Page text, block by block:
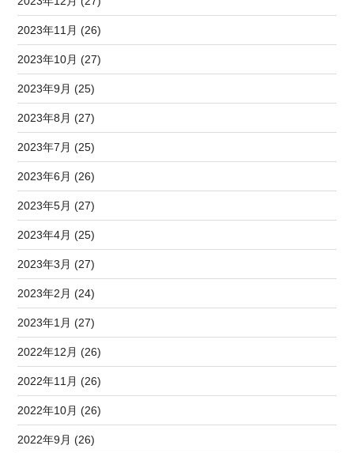
2023年11月 (26)
2023年10月 (27)
2023年9月 (25)
2023年8月 (27)
2023年7月 (25)
2023年6月 (26)
2023年5月 (27)
2023年4月 (25)
2023年3月 (27)
2023年2月 (24)
2023年1月 (27)
2022年12月 (26)
2022年11月 (26)
2022年10月 (26)
2022年9月 (26)